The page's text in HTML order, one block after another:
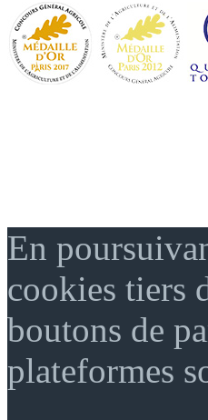
En
cookies tiers
boutons de
plateformes